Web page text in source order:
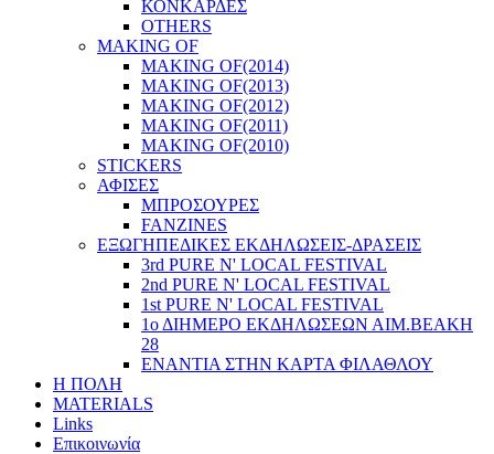
ΚΟΝΚΑΡΔΕΣ
OTHERS
MAKING OF
MAKING OF(2014)
MAKING OF(2013)
MAKING OF(2012)
MAKING OF(2011)
MAKING OF(2010)
STICKERS
ΑΦΙΣΕΣ
ΜΠΡΟΣΟΥΡΕΣ
FANZINES
ΕΞΩΓΗΠΕΔΙΚΕΣ EΚΔΗΛΩΣΕΙΣ-ΔΡΑΣΕΙΣ
3rd PURE N' LOCAL FESTIVAL
2nd PURE N' LOCAL FESTIVAL
1st PURE N' LOCAL FESTIVAL
1ο ΔΙΗΜΕΡΟ ΕΚΔΗΛΩΣΕΩΝ ΑΙΜ.ΒΕΑΚΗ
28
ΕΝΑΝΤΙΑ ΣΤΗΝ ΚΑΡΤΑ ΦΙΛΑΘΛΟΥ
Η ΠΟΛΗ
MATERIALS
Links
Επικοινωνία